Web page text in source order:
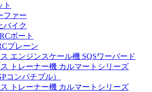
ト
ファー
バイク
ボート
プレーン
エンジンスケール機 SQSワーバード
トレーナー機 カルマートシリーズ
コンパチブル）
トレーナー機 カルマートシリーズ